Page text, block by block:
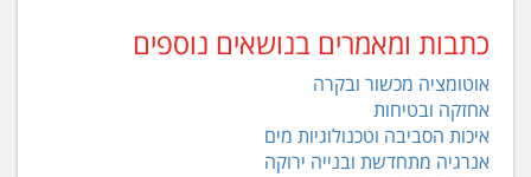
כתבות ומאמרים בנושאים נוספים
אוטומציה מכשור ובקרה
אחזקה ובטיחות
איכות הסביבה וטכנולוגיות מים
אנרגיה מתחדשת ובנייה ירוקה